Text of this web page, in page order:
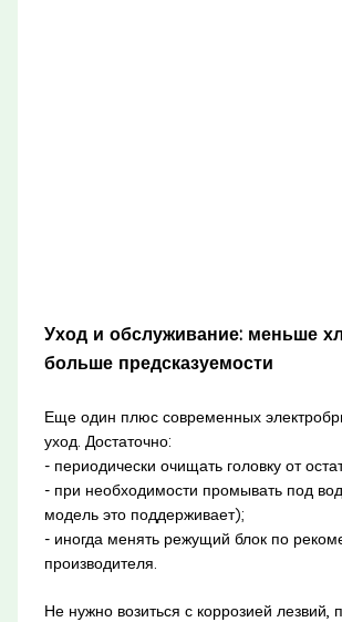
Уход и обслуживание: меньше
больше предсказуемости
Еще один плюс современных
уход. Достаточно:
- периодически очищать головку от
- при необходимости промывать под
модель это поддерживает);
- иногда менять режущий блок по
производителя.
Не нужно возиться с коррозией лезвий,